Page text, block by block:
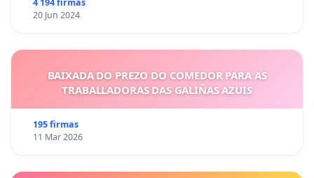
4 194 firmas
20 Jun 2024
BAIXADA DO PREZO DO COMEDOR PARA AS
TRABALLADORAS DAS GALIÑAS AZUIS
195 firmas
11 Mar 2026